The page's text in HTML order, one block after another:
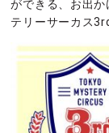
ができる、お出か
テリーサーカス